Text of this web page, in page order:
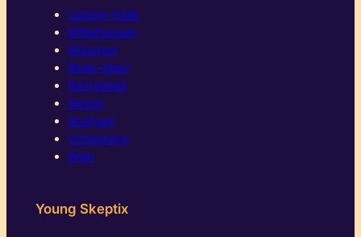
Leipzig-Halle
Mittelhessen
München
Rhein-Main
Ruhrgebiet
Siegen
Stuttgart
Untersberg
Wien
Young Skeptix